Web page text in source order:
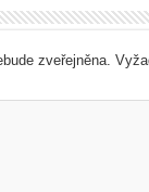
zveřejněna.